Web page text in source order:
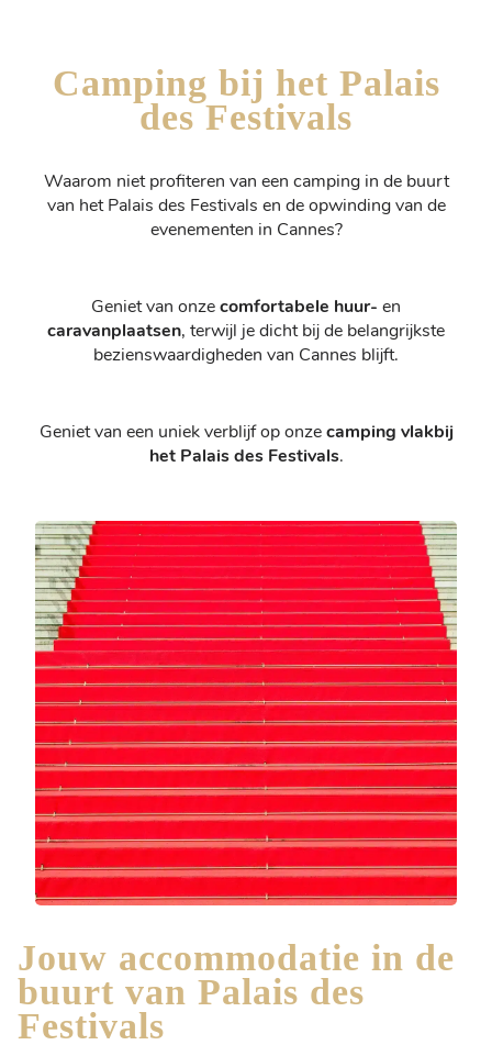
Camping bij het Palais
des Festivals
Waarom niet profiteren van een camping in de buurt
van het Palais des Festivals en de opwinding van de
evenementen in Cannes?
Geniet van onzecomfortabele huur- en
caravanplaatsen, terwijl je dicht bij de belangrijkste
bezienswaardigheden van Cannes blijft.
Geniet van een uniek verblijf op onzecamping vlakbij
het Palais des Festivals.
Jouw accommodatie in de
buurt van Palais des
Festivals